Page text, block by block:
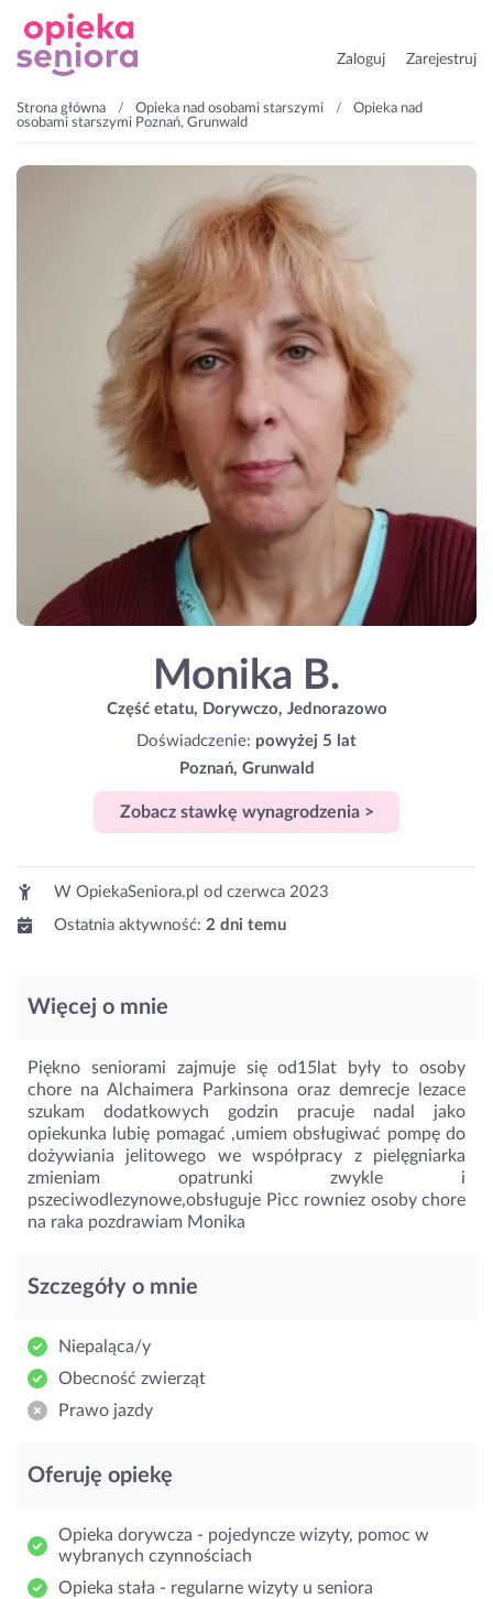
Zaloguj Zarejestruj
Strona główna Opieka nad osobami starszymi
Opieka nad
osobami starszymi Poznań, Grunwald
Monika B.
Część etatu, Dorywczo, Jednorazowo
Doświadczenie: powyżej 5 lat
Poznań, Grunwald
Zobacz stawkę wynagrodzenia >
W OpiekaSeniora.pl od czerwca 2023
Ostatnia aktywność: 2 dni temu
Więcej o mnie
Piękno seniorami zajmuje się od15lat były to osoby
chore na Alchaimera Parkinsona oraz demrecje lezace
szukam dodatkowych godzin pracuje nadal jako
opiekunka lubię pomagać ,umiem obsługiwać pompę do
dożywiania jelitowego we współpracy z pielęgniarka
zmieniam opatrunki zwykle i
pszeciwodlezynowe,obsługuje Picc rowniez osoby chore
na raka pozdrawiam Monika
Szczegóły o mnie
Niepaląca/y
Obecność zwierząt
Prawo jazdy
Oferuję opiekę
Opieka dorywcza - pojedyncze wizyty, pomoc w
wybranych czynnościach
Opieka stała - regularne wizyty u seniora